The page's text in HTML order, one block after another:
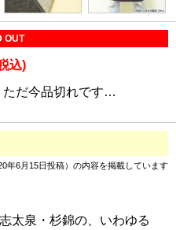
OUT
込)
ただ今品切れです…
年6月15日投稿）の内容を掲載しています
太泉・杉錦の、いわゆる